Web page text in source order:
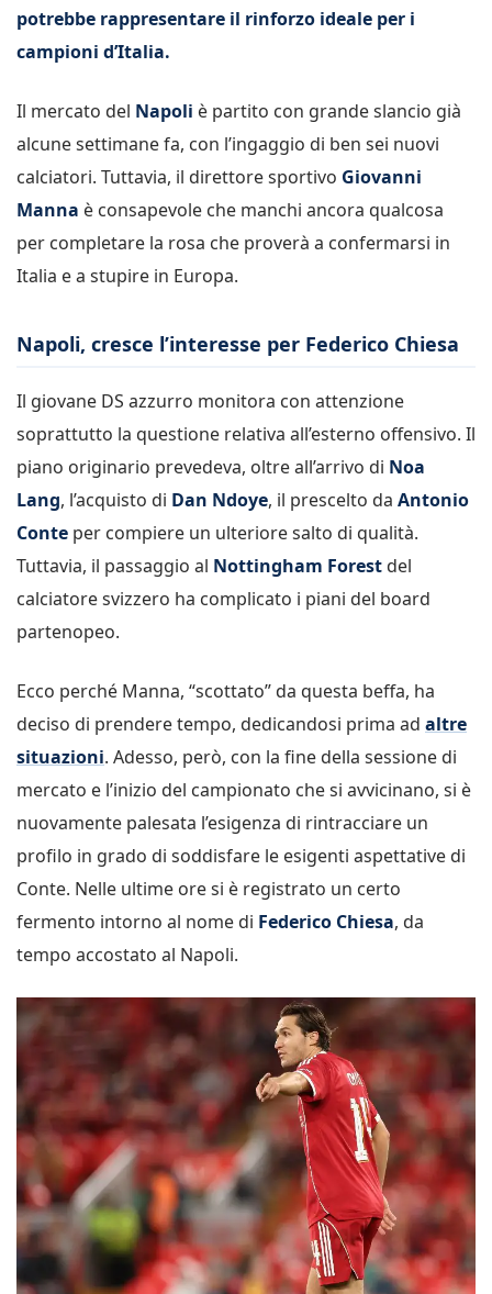
potrebbe rappresentare il rinforzo ideale per i
campioni d’Italia.
Il mercato del Napoli è partito con grande slancio già
alcune settimane fa, con l’ingaggio di ben sei nuovi
calciatori. Tuttavia, il direttore sportivo Giovanni
Manna è consapevole che manchi ancora qualcosa
per completare la rosa che proverà a confermarsi in
Italia e a stupire in Europa.
Napoli, cresce l’interesse per Federico Chiesa
Il giovane DS azzurro monitora con attenzione
soprattutto la questione relativa all’esterno offensivo. Il
piano originario prevedeva, oltre all’arrivo di Noa
Lang, l’acquisto di Dan Ndoye, il prescelto da Antonio
Conte per compiere un ulteriore salto di qualità.
Tuttavia, il passaggio al Nottingham Forest del
calciatore svizzero ha complicato i piani del board
partenopeo.
Ecco perché Manna, “scottato” da questa beffa, ha
deciso di prendere tempo, dedicandosi prima ad altre
situazioni. Adesso, però, con la fine della sessione di
mercato e l’inizio del campionato che si avvicinano, si è
nuovamente palesata l’esigenza di rintracciare un
profilo in grado di soddisfare le esigenti aspettative di
Conte. Nelle ultime ore si è registrato un certo
fermento intorno al nome di Federico Chiesa, da
tempo accostato al Napoli.